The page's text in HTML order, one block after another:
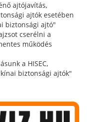
ajtójavítás,
ajtók esetében
biztonsági ajtó"
cserélni a
működés
a HISEC,
biztonsági ajtók"